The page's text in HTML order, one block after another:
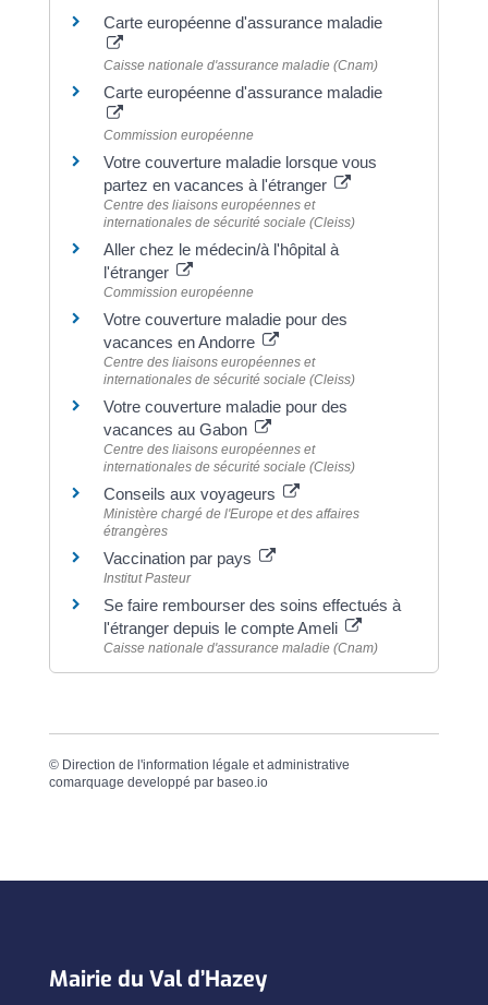
Carte européenne d'assurance maladie
Caisse nationale d'assurance maladie (Cnam)
Carte européenne d'assurance maladie
Commission européenne
Votre couverture maladie lorsque vous
partez en vacances à l'étranger
Centre des liaisons européennes et
internationales de sécurité sociale (Cleiss)
Aller chez le médecin/à l'hôpital à
l'étranger
Commission européenne
Votre couverture maladie pour des
vacances en Andorre
Centre des liaisons européennes et
internationales de sécurité sociale (Cleiss)
Votre couverture maladie pour des
vacances au Gabon
Centre des liaisons européennes et
internationales de sécurité sociale (Cleiss)
Conseils aux voyageurs
Ministère chargé de l'Europe et des affaires
étrangères
Vaccination par pays
Institut Pasteur
Se faire rembourser des soins effectués à
l'étranger depuis le compte Ameli
Caisse nationale d'assurance maladie (Cnam)
© Direction de l'information légale et administrative
comarquage developpé par baseo.io
Mairie du Val d’Hazey